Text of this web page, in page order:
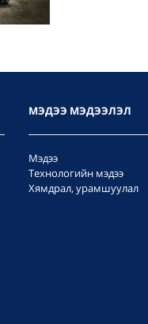
МЭДЭЭ МЭДЭЭЛЭЛ
Мэдээ
Технологийн мэдээ
Хямдрал, урамшуулал